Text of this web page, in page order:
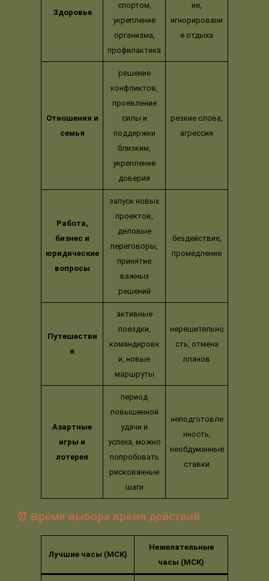
Здоровье
спортом,
укрепление
организма,
профилактика
ие,
игнорировани
е отдыха
Отношения и
семья
решение
конфликтов,
проявление
силы и
поддержки
близким,
укрепление
доверия
резкие слова,
агрессия
Работа,
бизнес и
юридические
вопросы
запуск новых
проектов,
деловые
переговоры,
принятие
важных
решений
бездействие,
промедление
Путешестви
я
активные
поездки,
командировк
и, новые
маршруты
нерешительно
сть, отмена
планов
Азартные
игры и
лотерея
период
повышенной
удачи и
успеха, можно
попробовать
рискованные
шаги
неподготовле
нность,
необдуманные
ставки
⏰ Время выбора время действий
Лучшие часы (МСК)
Нежелательные
часы (МСК)